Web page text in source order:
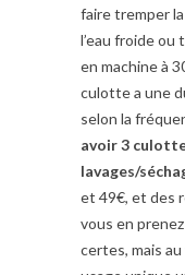
faire tremper
l’eau froide ou
en machine à
culotte a une
selon la
avoir 3
lavages/
et 49€, et des
vous en
certes, mais